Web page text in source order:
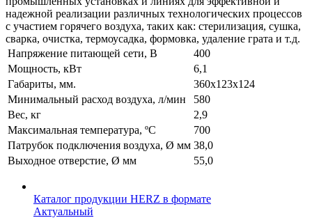
надежной реализации различных технологических процессов
с участием горячего воздуха, таких как: стерилизация, сушка,
сварка, очистка, термоусадка, формовка, удаление грата и т.д.
Напряжение питающей сети, В
400
Мощность, кВт
6,1
Габариты, мм.
360х123х124
Минимальный расход воздуха, л/мин
580
Вес, кг
2,9
Максимальная температура, ºС
700
Патрубок подключения воздуха, Ø мм 38,0
Выходное отверстие, Ø мм
55,0
Каталог продукции HERZ в формате
Актуальный